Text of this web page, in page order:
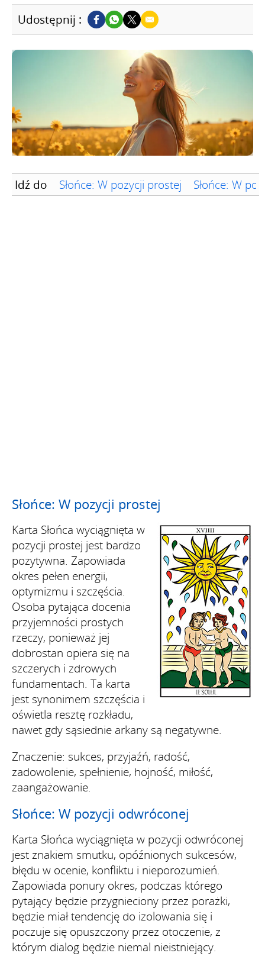
Udostępnij :
Idź do Słońce: W pozycji prostej Słońce: W
Słońce: W pozycji prostej
Karta Słońca wyciągnięta w
pozycji prostej jest bardzo
pozytywna. Zapowiada
okres pełen energii,
optymizmu i szczęścia.
Osoba pytająca docenia
przyjemności prostych
rzeczy, ponieważ jej
dobrostan opiera się na
szczerych i zdrowych
fundamentach. Ta karta
jest synonimem szczęścia i
oświetla resztę rozkładu,
nawet gdy sąsiednie arkany są negatywne.
Znaczenie: sukces, przyjaźń, radość,
zadowolenie, spełnienie, hojność, miłość,
zaangażowanie.
Słońce: W pozycji odwróconej
Karta Słońca wyciągnięta w pozycji odwróconej
jest znakiem smutku, opóźnionych sukcesów,
błędu w ocenie, konfliktu i nieporozumień.
Zapowiada ponury okres, podczas którego
pytający będzie przygnieciony przez porażki,
będzie miał tendencję do izolowania się i
poczuje się opuszczony przez otoczenie, z
którym dialog będzie niemal nieistniejący.